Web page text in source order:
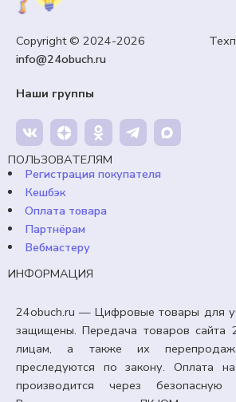
ОТКРЫТКИ, МАРКИ
Приглашения на новый 2026 год.
В корзину
Copyright © 2024-2026
info@24obuch.ru
Наши группы
ПОЛЬЗОВАТЕЛЯМ
Регистрация покупателя
Кешбэк
Оплата товара
Партнёрам
Вебмастеру
ИНФОРМАЦИЯ
24obuch.ru — Цифровые товары для
защищены. Передача товаров сайта
лицам, а также их
преследуются по закону. Оплата
производится через безопасную